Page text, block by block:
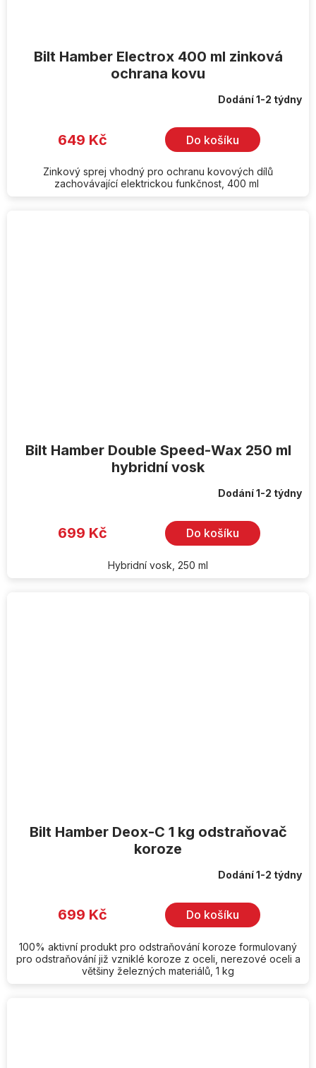
Bilt Hamber Electrox 400 ml zinková
ochrana kovu
Dodání 1-2 týdny
649 Kč Do košíku
Zinkový sprej vhodný pro ochranu kovových dílů
zachovávající elektrickou funkčnost, 400 ml
Bilt Hamber Double Speed-Wax 250 ml
hybridní vosk
Dodání 1-2 týdny
699 Kč Do košíku
Hybridní vosk, 250 ml
Bilt Hamber Deox-C 1 kg odstraňovač
koroze
Dodání 1-2 týdny
699 Kč Do košíku
100% aktivní produkt pro odstraňování koroze formulovaný
pro odstraňování již vzniklé koroze z oceli, nerezové oceli a
většiny železných materiálů, 1 kg